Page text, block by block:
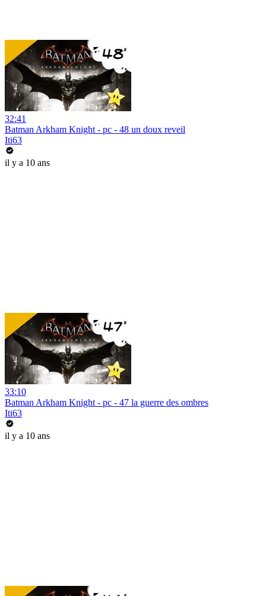
32:41
Batman Arkham Knight - pc - 48 un doux reveil
Iti63
il y a 10 ans
33:10
Batman Arkham Knight - pc - 47 la guerre des ombres
Iti63
il y a 10 ans